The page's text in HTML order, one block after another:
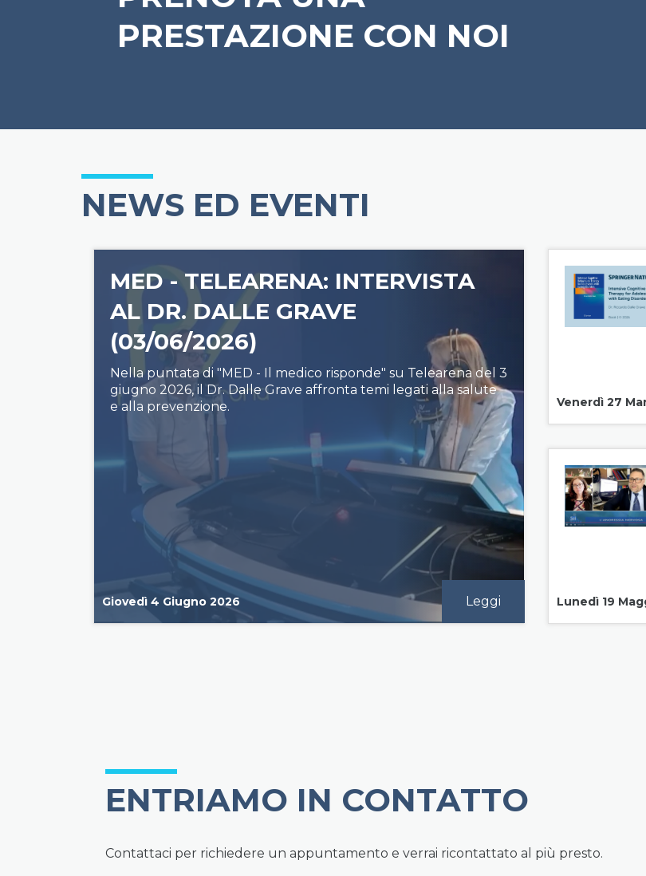
PRESTAZIONE CON NOI
NEWS ED EVENTI
MED - TELEARENA: INTERVISTA
AL DR. DALLE GRAVE
(03/06/2026)
Nella puntata di "MED - Il medico risponde" su Telearena del 3
giugno 2026, il Dr. Dalle Grave affronta temi legati alla salute
e alla prevenzione.
Giovedì 4 Giugno 2026 Leggi
Venerdì 27
Lunedì 19
ENTRIAMO IN CONTATTO
Contattaci per richiedere un appuntamento e verrai ricontattato al più presto.